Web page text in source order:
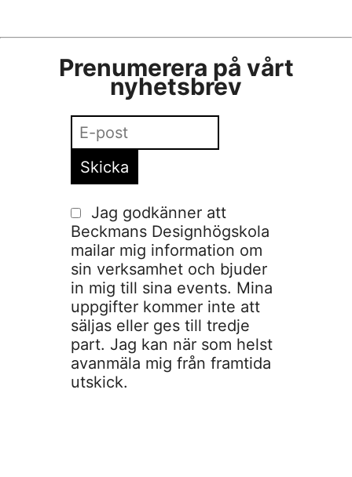
Prenumerera på vårt
nyhetsbrev
Jag godkänner att
Beckmans Designhögskola
mailar mig information om
sin verksamhet och bjuder
in mig till sina events. Mina
uppgifter kommer inte att
säljas eller ges till tredje
part. Jag kan när som helst
avanmäla mig från framtida
utskick.